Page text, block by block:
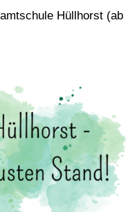
Hüllhorst (ab